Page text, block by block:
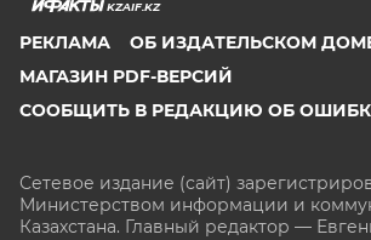
KZAIF.KZ
РЕКЛАМА
ОБ ИЗДАТЕЛЬСКОМ
МАГАЗИН PDF-ВЕРСИЙ
СООБЩИТЬ В РЕДАКЦИЮ ОБ
Сетевое издание (сайт)
Министерством информации и
Казахстана. Главный редактор —